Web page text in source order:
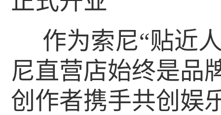
作为索尼“贴近
尼直营店始终是品
创作者携手共创娱